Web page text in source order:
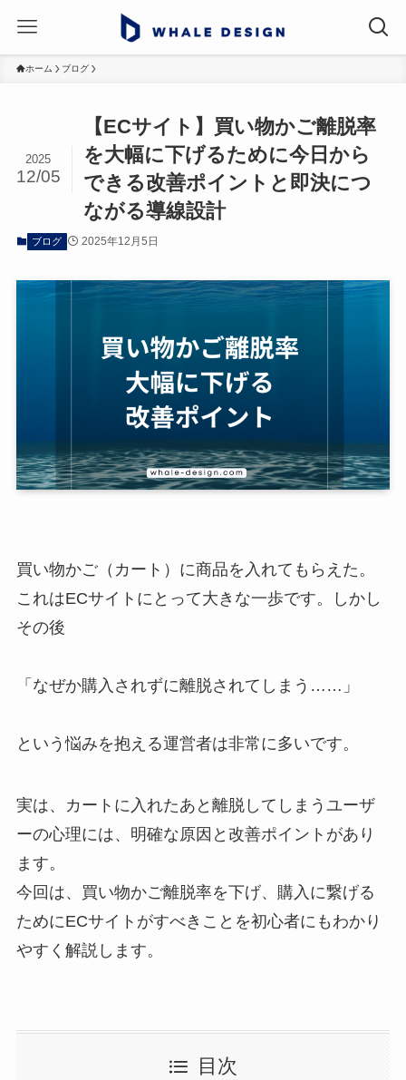
ホーム ブログ
【ECサイト】買い物かご離脱率
を大幅に下げるために今日から
できる改善ポイントと即決につ
ながる導線設計
2025
12/05
ブログ 2025年12月5日
買い物かご（カート）に商品を入れてもらえた。
これはECサイトにとって大きな一歩です。しかし
その後
「なぜか購入されずに離脱されてしまう……」
という悩みを抱える運営者は非常に多いです。
実は、カートに入れたあと離脱してしまうユーザ
ーの心理には、明確な原因と改善ポイントがあり
ます。
今回は、買い物かご離脱率を下げ、購入に繋げる
ためにECサイトがすべきことを初心者にもわかり
やすく解説します。
目次